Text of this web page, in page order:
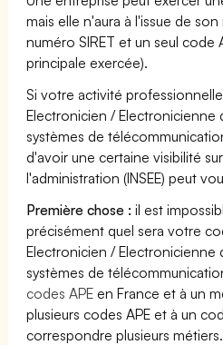
mais elle n'aura à l'issue de
numéro SIRET et un seul code
principale exercée).
Si votre activité
Electronicien / Electronicienne
systèmes de
d'avoir une certaine visibilité
l'administration (INSEE) peut
Première chose : il est
précisément quel sera votre
Electronicien / Electronicienne
systèmes de
codes APE en France et à un
plusieurs codes APE et à un
correspondre plusieurs métiers.